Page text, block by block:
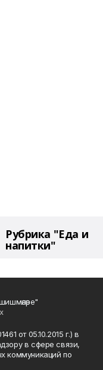
Рубрика "Еда и
напитки"
от 05.10.2015 г.) в
в сфере связи,
коммуникаций по